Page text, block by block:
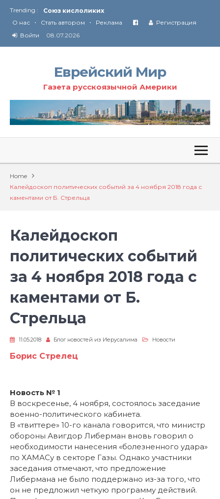
Trending :
Соглашение США с Ираном
Технология Революции в Иране
О нас • Стать автором • Реклама
Регистрация
Войти
08.07.2026
Еврейский Мир
Газета русскоязычной Америки
Home
Калейдоскоп политических событий за 4 ноября 2018 года с
каментами от Б. Стрельца
Калейдоскоп
политических событий
за 4 ноября 2018 года с
каментами от Б.
Стрельца
11.05.2018 Блог новостей из Иерусалима Новости
Борис Стрелец
Новость № 1
В воскресенье, 4 ноября, состоялось заседание
военно-политического кабинета.
В «твиттере» 10-го канала говорится, что министр
обороны Авигдор Либерман вновь говорил о
необходимости нанесения «болезненного удара»
по ХАМАСу в секторе Газы. Однако участники
заседания отмечают, что предложение
Либермана не было поддержано из-за того, что
он не предложил четкую программу действий.